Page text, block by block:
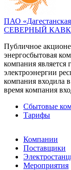
ПАО
СЕВЕРНЫЙ
Публичное
энергосбытовая
компания
электроэнергии
компания входила
время компания
Сбытовые
Тарифы
Компании
Поставщики
Мероприятия